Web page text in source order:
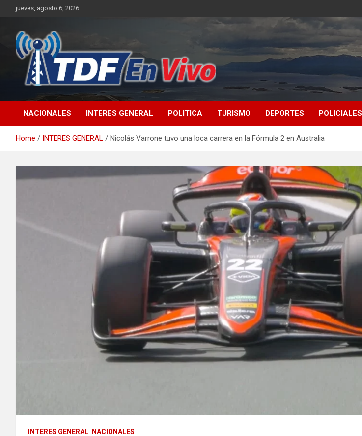
jueves, agosto 6, 2026
NACIONALES INTERES GENERAL POLITICA TURISMO DEPORTES POLICIALES
Home INTERES GENERAL Nicolás Varrone tuvo una loca carrera en la Fórmula 2 en Australia
INTERES GENERAL NACIONALES